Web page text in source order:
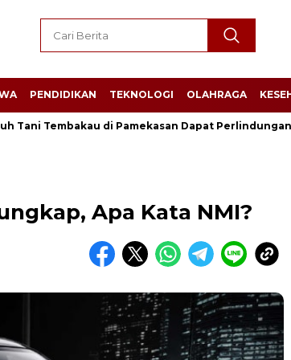
PENDIDIKAN TEKNOLOGI OLAHRAGA
Tembakau di Pamekasan Dapat Perlindungan
Apa Kata NMI?